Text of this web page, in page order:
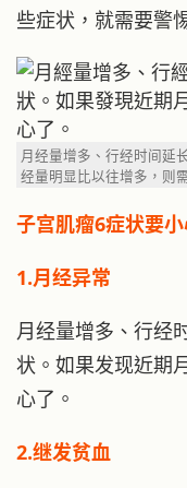
些症状，就需要警
月经量增多、行经时间延
经量明显比以往增多，则
子宫肌瘤6症状要
1.月经异常
月经量增多、行经
状。如果发现近期
心了。
2.继发贫血